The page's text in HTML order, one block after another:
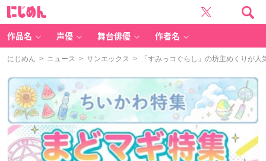
作品名 声優 舞台俳優 作者名
にじめん > ニュース > サンエックス > 「すみっコぐらし」の坊主めくりが人